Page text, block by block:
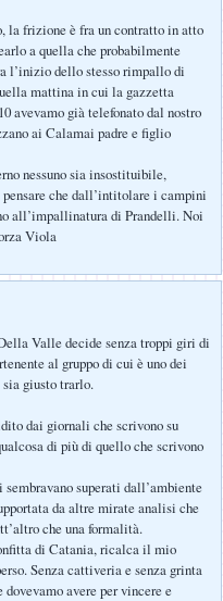
la frizione è fra un contratto in atto
a quella che probabilmente
l’inizio dello stesso rimpallo di
mattina in cui la gazzetta
avevamo già telefonato dal nostro
ai Calamai padre e figlio
nessuno sia insostituibile,
che dall’intitolare i campini
all’impallinatura di Prandelli. Noi
Viola
Valle decide senza troppi giri di
al gruppo di cui è uno dei
giusto trarlo.
dai giornali che scrivono su
di più di quello che scrivono
superati dall’ambiente
da altre mirate analisi che
che una formalità.
di Catania, ricalca il mio
Senza cattiveria e senza grinta
avere per vincere e